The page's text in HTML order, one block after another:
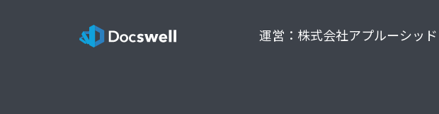
運営：株式会社アプルーシッド